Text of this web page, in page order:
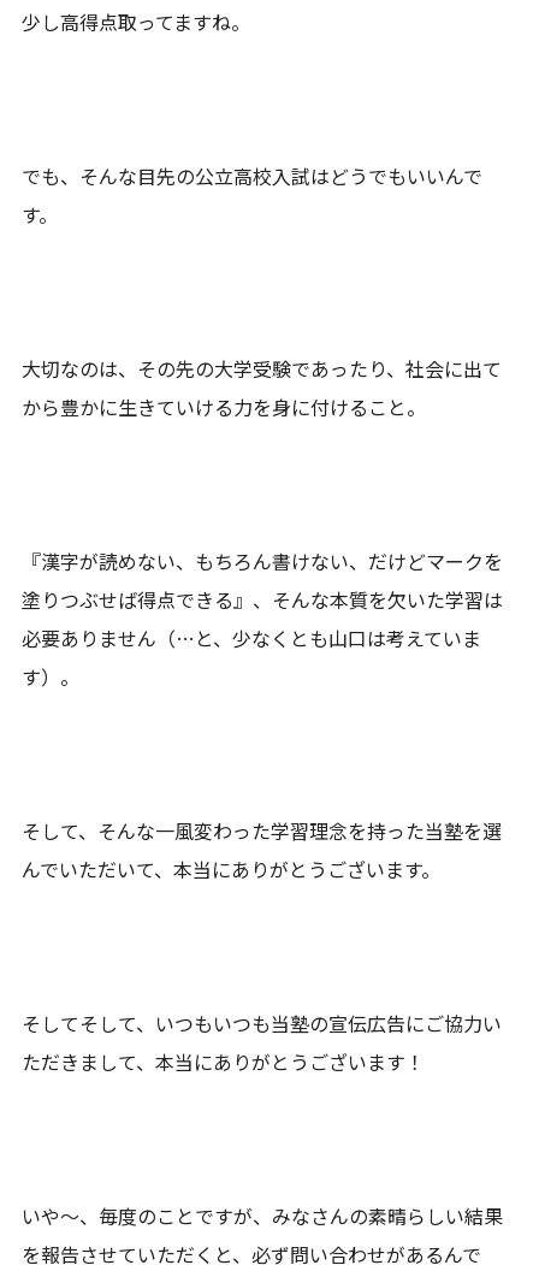
少し高得点取ってますね。
でも、そんな目先の公立高校入試はどうでもいいんで
す。
大切なのは、その先の大学受験であったり、社会に出て
から豊かに生きていける力を身に付けること。
『漢字が読めない、もちろん書けない、だけどマークを
塗りつぶせば得点できる』、そんな本質を欠いた学習は
必要ありません（…と、少なくとも山口は考えていま
す）。
そして、そんな一風変わった学習理念を持った当塾を選
んでいただいて、本当にありがとうございます。
そしてそして、いつもいつも当塾の宣伝広告にご協力い
ただきまして、本当にありがとうございます！
いや～、毎度のことですが、みなさんの素晴らしい結果
を報告させていただくと、必ず問い合わせがあるんで